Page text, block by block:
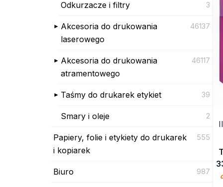
Odkurzacze i filtry 3
Akcesoria do drukowania
laserowego
46137
Akcesoria do drukowania
atramentowego
46117
Taśmy do drukarek etykiet 39
Smary i oleje 2
Papiery, folie i etykiety do drukarek
i kopiarek
555
Biuro 987